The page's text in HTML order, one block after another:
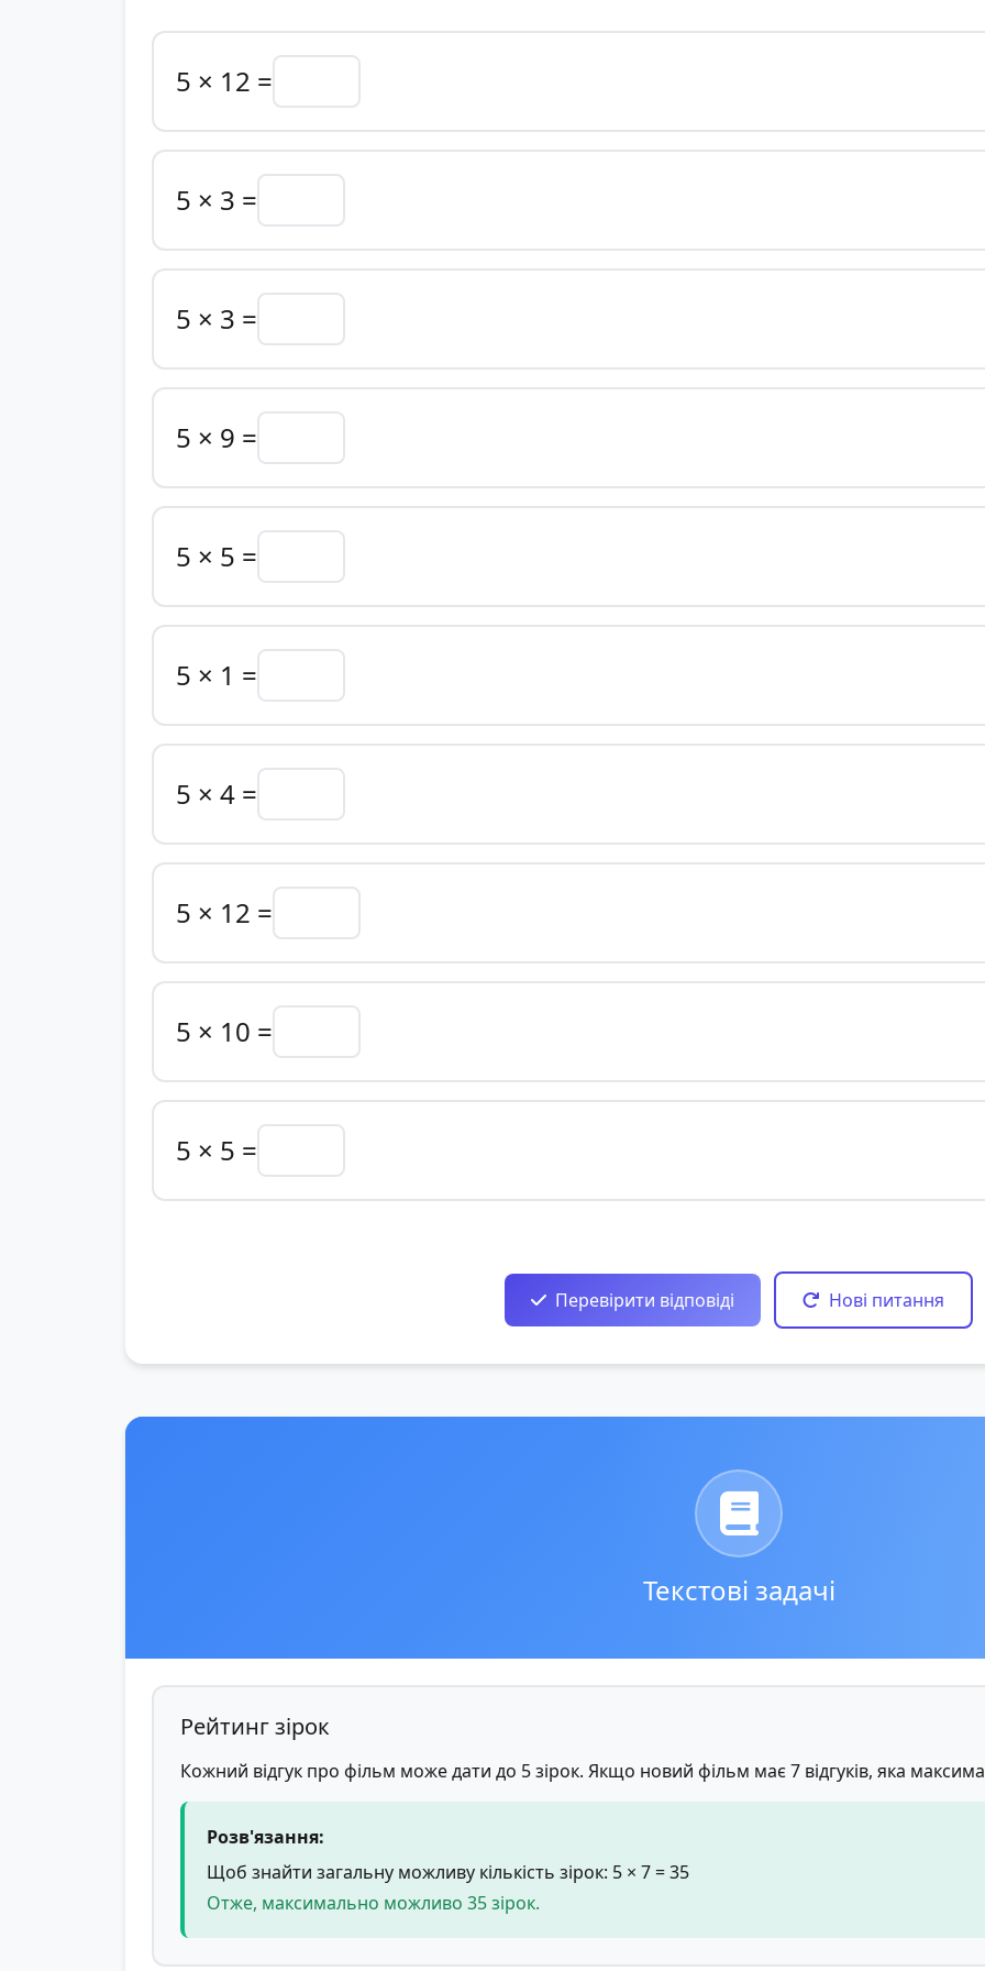
5 × 12 =
5 × 3 =
5 × 3 =
5 × 9 =
5 × 5 =
5 × 1 =
5 × 4 =
5 × 12 =
5 × 10 =
5 × 5 =
Перевірити відповіді Нові питання
Текстові задачі
Рейтинг зірок
Кожний відгук про фільм може дати до 5 зірок. Якщо новий фільм має 7 відгуків, яка
Розв'язання:
Щоб знайти загальну можливу кількість зірок: 5 × 7 = 35
Отже, максимально можливо 35 зірок.